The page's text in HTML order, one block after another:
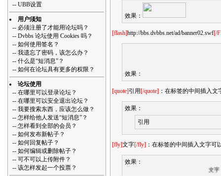
-- UBB设置
用户须知
-- 必须注册了才能用论坛吗？
-- Dvbbs 论坛使用 Cookies 吗？
-- 如何使用签名？
-- 我遗忘了密码，该怎么办？
-- 什么是“短消息”？
-- 如何在论坛具有更多的权限？
论坛使用
-- 在哪里可以登录论坛？
-- 在哪里可以安全退出论坛？
-- 我要搜索东西，应该怎么做？
-- 怎样给他人发送“短消息”？
-- 怎样看到全部的会员？
-- 如何发布新帖子？
-- 如何回复帖子？
-- 如何编辑或删除帖子？
-- 可不可以上传附件？
-- 该怎样发起一个投票？
效果：
[flash]http://bbs.dvbbs.net/ad/banner02.swf[/
效果：
[quote]引用 [/quote] ：在标签的中间插入
效果：
引用
[fly]文字[/fly] ：在标签的中间插入文字
效果：
文字